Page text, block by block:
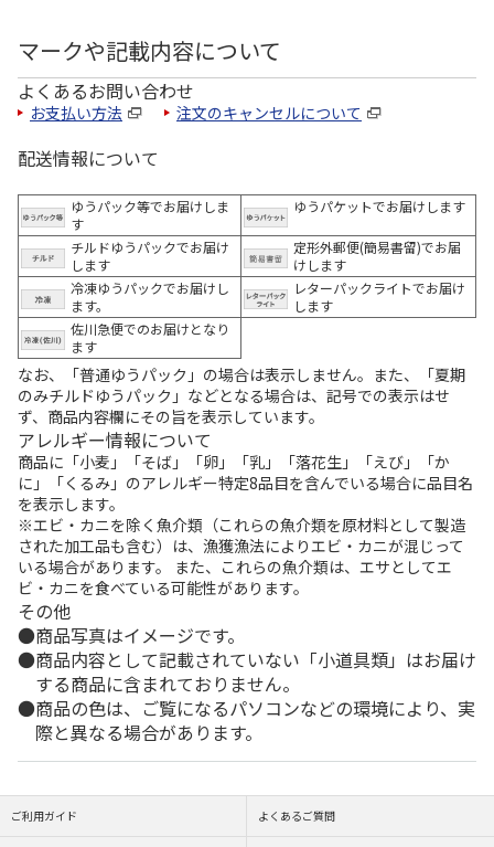
マークや記載内容について
よくあるお問い合わせ
お支払い方法 注文のキャンセルについて
配送情報について
ゆうパック等でお届けしま
す
ゆうパケットでお届けします
チルドゆうパックでお届け
します
定形外郵便(簡易書留)でお届
けします
冷凍ゆうパックでお届けし
ます。
レターパックライトでお届け
します
佐川急便でのお届けとなり
ます
なお、「普通ゆうパック」の場合は表示しません。また、「夏期
のみチルドゆうパック」などとなる場合は、記号での表示はせ
ず、商品内容欄にその旨を表示しています。
アレルギー情報について
商品に「小麦」「そば」「卵」「乳」「落花生」「えび」「か
に」「くるみ」のアレルギー特定8品目を含んでいる場合に品目名
を表示します。
※エビ・カニを除く魚介類（これらの魚介類を原材料として製造
された加工品も含む）は、漁獲漁法によりエビ・カニが混じって
いる場合があります。 また、これらの魚介類は、エサとしてエ
ビ・カニを食べている可能性があります。
その他
商品写真はイメージです。
商品内容として記載されていない「小道具類」はお届け
する商品に含まれておりません。
商品の色は、ご覧になるパソコンなどの環境により、実
際と異なる場合があります。
ご利用ガイド よくあるご質問